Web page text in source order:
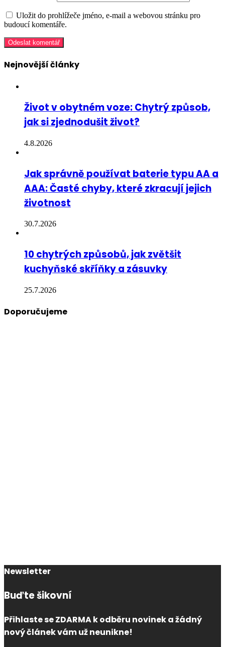
Uložit do prohlížeče jméno, e-mail a webovou stránku pro
budoucí komentáře.
Nejnovější články
Život v obytném voze: Chytrý způsob,
jak si zjednodušit život?
4.8.2026
Jak správně používat baterie typu AA a
AAA: Časté chyby, které zkracují jejich
životnost
30.7.2026
10 chytrých způsobů, jak zvětšit
kuchyňské skříňky a zásuvky
25.7.2026
Doporučujeme
Newsletter
Buďte šikovní
Přihlaste se ZDARMA k odběru novinek a žádný
nový článek vám už neunikne!